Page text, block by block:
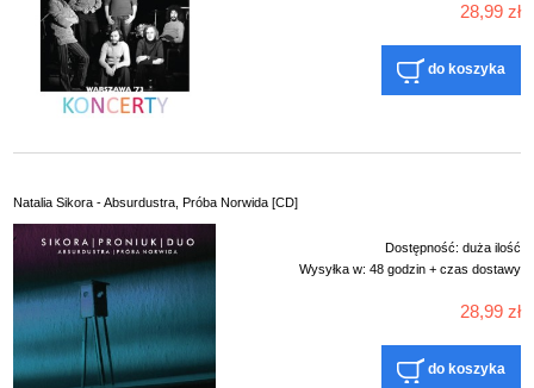
28,99 zł
do koszyka
Natalia Sikora - Absurdustra, Próba Norwida [CD]
Dostępność: duża ilość
Wysyłka w: 48 godzin + czas dostawy
28,99 zł
do koszyka